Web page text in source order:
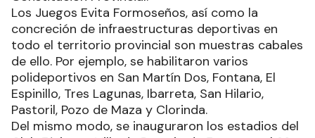
Los Juegos Evita Formoseños, así como la
concreción de infraestructuras deportivas en
todo el territorio provincial son muestras cabales
de ello. Por ejemplo, se habilitaron varios
polideportivos en San Martín Dos, Fontana, El
Espinillo, Tres Lagunas, Ibarreta, San Hilario,
Pastoril, Pozo de Maza y Clorinda.
Del mismo modo, se inauguraron los estadios del